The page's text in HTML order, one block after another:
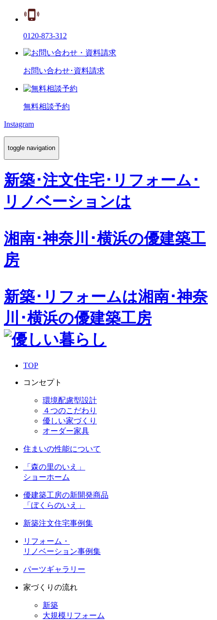
0120-873-312
お問い合わせ･資料請求
無料相談予約
Instagram
toggle navigation
新築･注文住宅･リフォーム･
リノベーションは
湘南･神奈川･横浜の優建築工
房
新築･リフォームは湘南･神奈
川･横浜の優建築工房
TOP
コンセプト
環境配慮型設計
４つのこだわり
優しい家づくり
オーダー家具
住まいの性能について
「森の里のいえ」
ショーホーム
優建築工房の新開発商品
「ぼくらのいえ」
新築注文住宅事例集
リフォーム・
リノベーション事例集
パーツギャラリー
家づくりの流れ
新築
大規模リフォーム